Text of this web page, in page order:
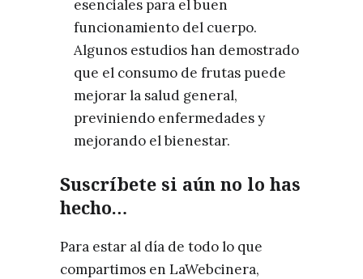
esenciales para el buen
funcionamiento del cuerpo.
Algunos estudios han demostrado
que el consumo de frutas puede
mejorar la salud general,
previniendo enfermedades y
mejorando el bienestar.
Suscríbete si aún no lo has
hecho…
Para estar al día de todo lo que
compartimos en LaWebcinera,